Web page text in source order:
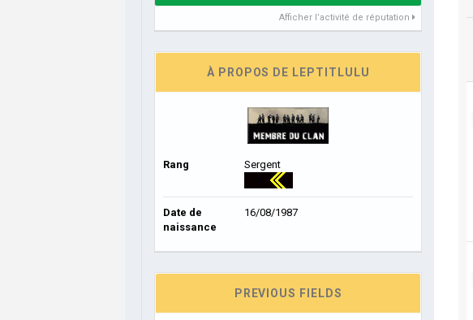
Afficher l’activité de réputation
À PROPOS DE LEPTITLULU
Rang Sergent
Date de
naissance
16/08/1987
PREVIOUS FIELDS